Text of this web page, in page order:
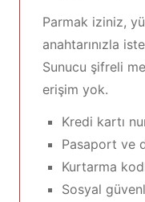
Parmak iziniz,
anahtarınızla
Sunucu şifreli
erişim yok.
Kredi kartı
Pasaport ve
Kurtarma
Sosyal